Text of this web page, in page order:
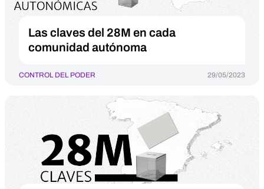
Las claves del 28M en cada
comunidad autónoma
CONTROL DEL PODER 29/05/2023